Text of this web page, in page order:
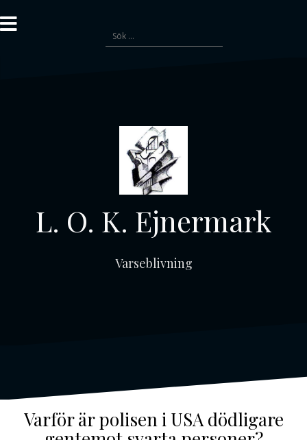
till
innehåll
Sök
efter:
L. O. K. Ejnermark
Varseblivning
Varför är polisen i USA dödligare